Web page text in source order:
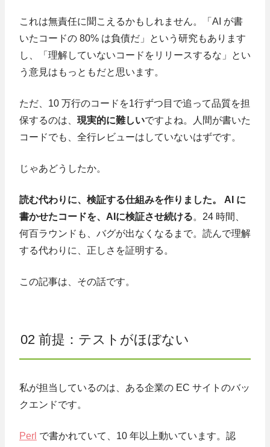
これは無責任に聞こえるかもしれません。「AI が書
いたコードの 80% は負債だ」という研究もあります
し、「理解していないコードをリリースするな」とい
う意見はもっともだと思います。
ただ、10 万行のコードを1行ずつ目で追って品質を担
保するのは、 現実的に難しいですよね。人間が書いた
コードでも、全行レビューはしていないはずです。
じゃあどうしたか。
読む代わりに、検証する仕組みを作りました。 AI に
書かせたコードを、AIに検証させ続ける。24 時間、
何百ラウンドも、バグが出なくなるまで。読んで理解
する代わりに、正しさを証明する。
この記事は、その話です。
02 前提：テストがほぼない
私が担当しているのは、ある企業の EC サイトのバッ
クエンドです。
Perl で書かれていて、10 年以上動いています。認